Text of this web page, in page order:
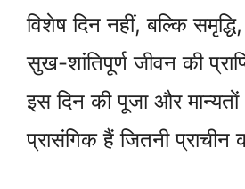
विशेष दिन नहीं, बल्कि
सुख-शांतिपूर्ण जीवन की
इस दिन की पूजा और
प्रासंगिक हैं जितनी प्राचीन